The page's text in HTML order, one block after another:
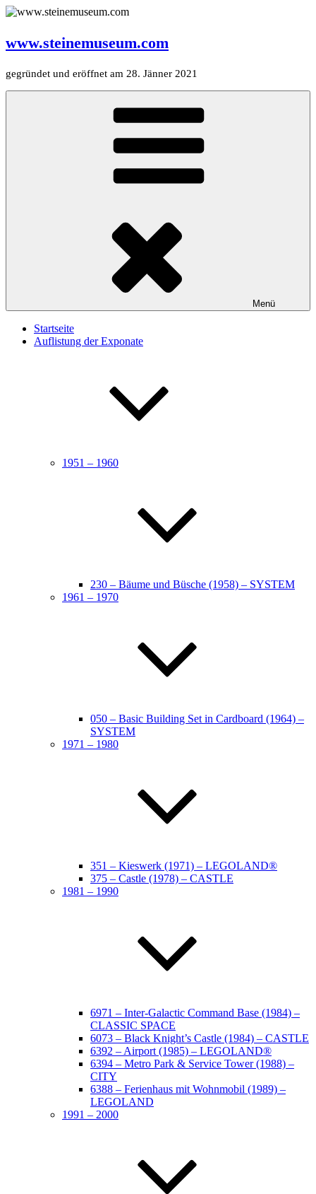
Zum
www.steinemuseum.com
gegründet und eröffnet am 28. Jänner 2021
Menü
Startseite
Auflistung der Exponate
1951 – 1960
230 – Bäume und Büsche (1958) – SYSTEM
1961 – 1970
050 – Basic Building Set in Cardboard (1964) –
SYSTEM
1971 – 1980
351 – Kieswerk (1971) – LEGOLAND®
375 – Castle (1978) – CASTLE
1981 – 1990
6971 – Inter-Galactic Command Base (1984) –
CLASSIC SPACE
6073 – Black Knight’s Castle (1984) – CASTLE
6392 – Airport (1985) – LEGOLAND®
6394 – Metro Park & Service Tower (1988) –
CITY
6388 – Ferienhaus mit Wohnmobil (1989) –
LEGOLAND
1991 – 2000